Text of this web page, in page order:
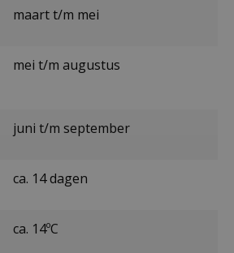
maart t/m mei
mei t/m augustus
juni t/m september
ca. 14 dagen
ca. 14ºC